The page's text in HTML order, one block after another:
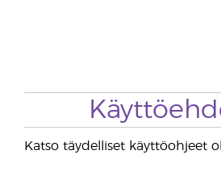
Katso täydelliset käyttöohjeet